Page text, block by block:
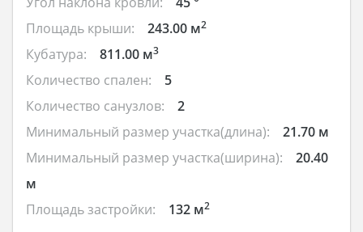
Площадь крыши:
243.00 м2
Кубатура: 811.00 м3
Количество спален:
5
Количество санузлов:
2
Минимальный размер участка(длина):
21.70 м
Минимальный размер участка(ширина):
20.40
м
Площадь застройки:
132 м2